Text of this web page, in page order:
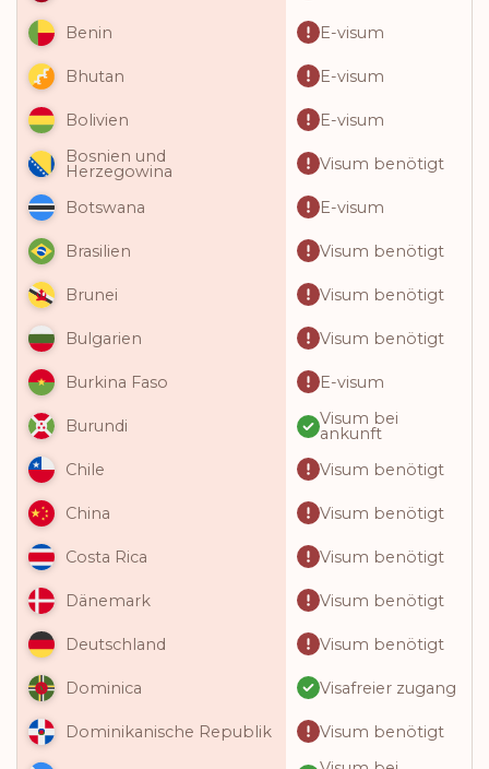
Benin E-visum
Bhutan E-visum
Bolivien
E-visum
Bosnien und
Herzegowina Visum benötigt
Botswana E-visum
Brasilien Visum benötigt
Brunei Visum benötigt
Bulgarien Visum benötigt
Burkina Faso E-visum
Burundi Visum bei
ankunft
Chile
Visum benötigt
China Visum benötigt
Costa Rica Visum benötigt
Dänemark Visum benötigt
Deutschland Visum benötigt
Dominica Visafreier zugang
Dominikanische Republik Visum benötigt